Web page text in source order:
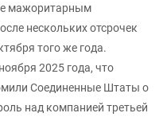
мажоритарным
нескольких отсрочек
того же года.
2025 года, что
Соединенные Штаты о
над компанией третьей